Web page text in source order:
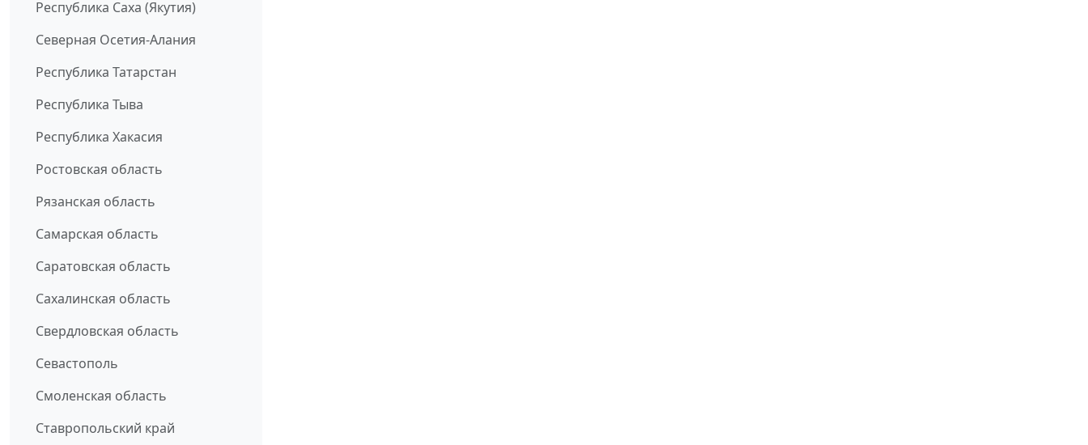
Республика Саха (Якутия)
Северная Осетия-Алания
Республика Татарстан
Республика Тыва
Республика Хакасия
Ростовская область
Рязанская область
Самарская область
Саратовская область
Сахалинская область
Свердловская область
Севастополь
Смоленская область
Ставропольский край